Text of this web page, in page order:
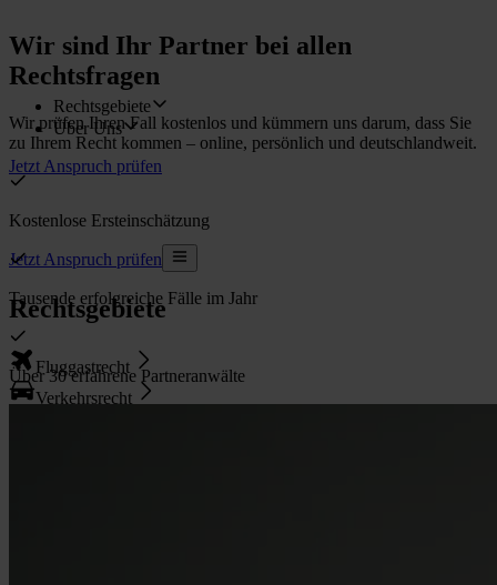
Rechtsgebiete
Über Uns
Jetzt Anspruch prüfen
Jetzt Anspruch prüfen
Rechtsgebiete
Fluggastrecht
Verkehrsrecht
Wir sind Ihr Partner bei allen
Rechtsfragen
Wir prüfen Ihren Fall kostenlos und kümmern uns darum, dass Sie
zu Ihrem Recht kommen – online, persönlich und deutschlandweit.
Kostenlose Ersteinschätzung
Tausende erfolgreiche Fälle im Jahr
Über 30 erfahrene Partneranwälte